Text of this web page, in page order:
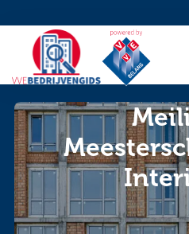
De
VvE
bedrijvengids